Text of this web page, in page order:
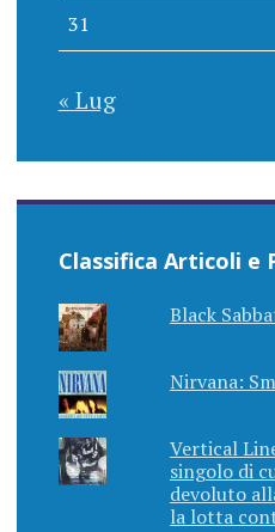
31
« Lug
Classifica Articoli e
Black
Nirvana:
Vertical
singolo di
devoluto
la lotta